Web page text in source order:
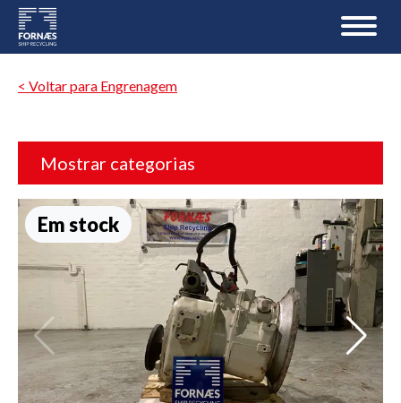
< Voltar para Engrenagem
Mostrar categorias
Em stock